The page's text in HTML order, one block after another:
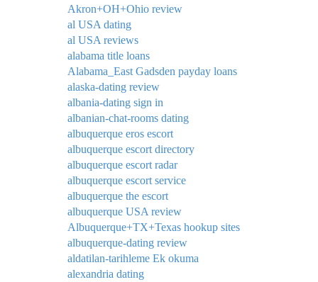
Akron+OH+Ohio review
al USA dating
al USA reviews
alabama title loans
Alabama_East Gadsden payday loans
alaska-dating review
albania-dating sign in
albanian-chat-rooms dating
albuquerque eros escort
albuquerque escort directory
albuquerque escort radar
albuquerque escort service
albuquerque the escort
albuquerque USA review
Albuquerque+TX+Texas hookup sites
albuquerque-dating review
aldatilan-tarihleme Ek okuma
alexandria dating